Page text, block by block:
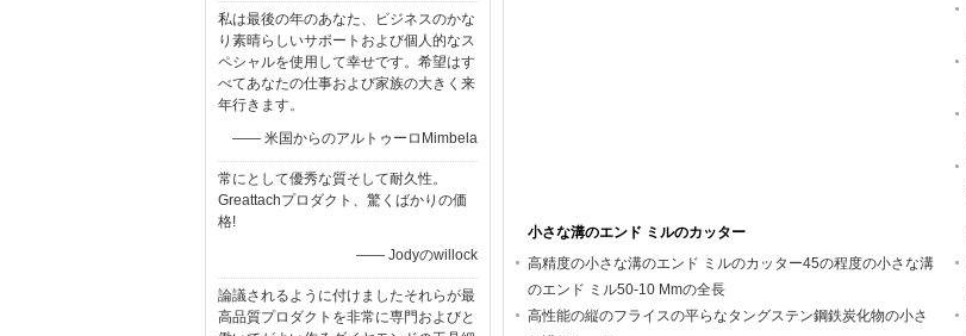
私は最後の年のあなた、ビジネスのかな
り素晴らしいサポートおよび個人的なス
ペシャルを使用して幸せです。希望はす
べてあなたの仕事および家族の大きく来
年行きます。
—— 米国からのアルトゥーロMimbela
常にとして優秀な質そして耐久性。
Greattachプロダクト、驚くばかりの価
格!
—— Jodyのwillock
論議されるように付けましたそれらが最
高品質プロダクトを非常に専門およびと
小さな溝のエンド ミルのカッター
高精度の小さな溝のエンド ミルのカッター45の程度の小さな溝
のエンド ミル50-10 Mmの全長
高性能の縦のフライスの平らなタングステン鋼鉄炭化物の小さ